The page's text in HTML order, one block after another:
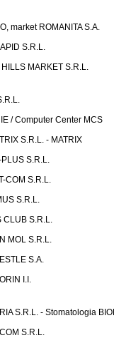
market ROMANITA S.A.
S.R.L.
MARKET S.R.L.
/ Computer Center MCS
S.R.L. - MATRIX
S.R.L.
COM S.R.L.
S.R.L.
CLUB S.R.L.
MOL S.R.L.
S.A.
I.I.
S.R.L. - Stomatologia
S.R.L.